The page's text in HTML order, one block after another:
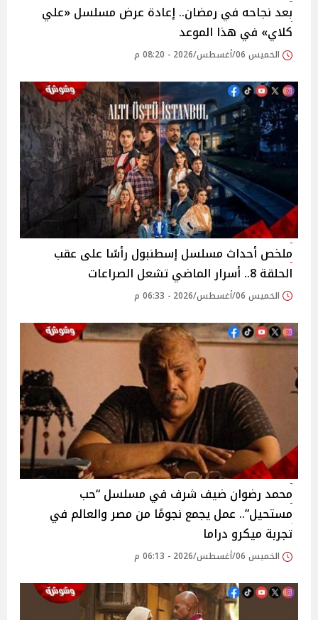
بعد نجاحه في رمضان.. إعادة عرض مسلسل «علي
كلاي» في هذا الموعد
الخميس 06/أغسطس/2026 - 08:20 م
ملخص أحداث مسلسل إسطنبول رأسًا على عقب
الحلقة 8.. أسرار الماضي تشعل الصراعات
الخميس 06/أغسطس/2026 - 06:33 م
محمد رضوان ضيف شرف في مسلسل “حب
مستحيل”.. عمل يجمع نجومًا من مصر والعالم في
تجربة ميكرو دراما
الخميس 06/أغسطس/2026 - 06:13 م